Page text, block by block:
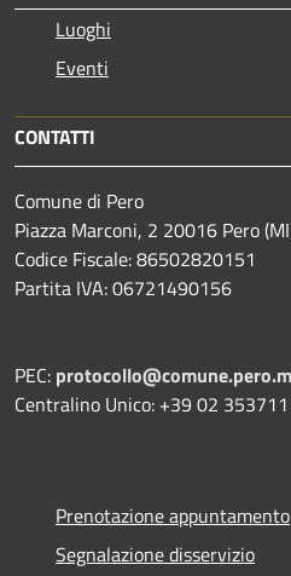
Luoghi
Eventi
CONTATTI
Comune di Pero
Piazza Marconi, 2 20016 Pero
Codice Fiscale: 86502820151
Partita IVA: 06721490156
PEC:
Centralino Unico: +39 02
Prenotazione appuntamento
Segnalazione disservizio